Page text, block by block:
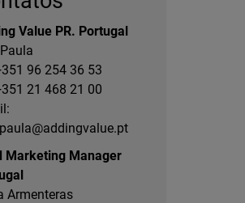
Value PR. Portugal
96 254 36 53
21 468 21 00
Marketing Manager
Armenteras